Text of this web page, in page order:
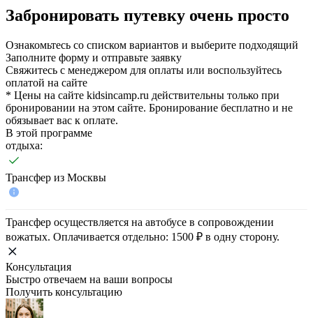
Забронировать путевку очень просто
Ознакомьтесь со списком вариантов и выберите подходящий
Заполните форму и отправьте заявку
Свяжитесь с менеджером для оплаты или воспользуйтесь
оплатой на сайте
* Цены на сайте kidsincamp.ru действительны только при
бронировании на этом сайте. Бронирование бесплатно и не
обязывает вас к оплате.
В этой программе
отдыха:
Трансфер из Москвы
Трансфер осуществляется на автобусе в сопровождении
вожатых. Оплачивается отдельно: 1500 ₽ в одну сторону.
Консультация
Быстро отвечаем на ваши вопросы
Получить консультацию